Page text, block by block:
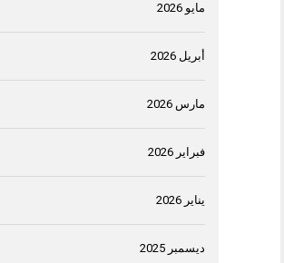
مايو 2026
أبريل 2026
مارس 2026
فبراير 2026
يناير 2026
ديسمبر 2025